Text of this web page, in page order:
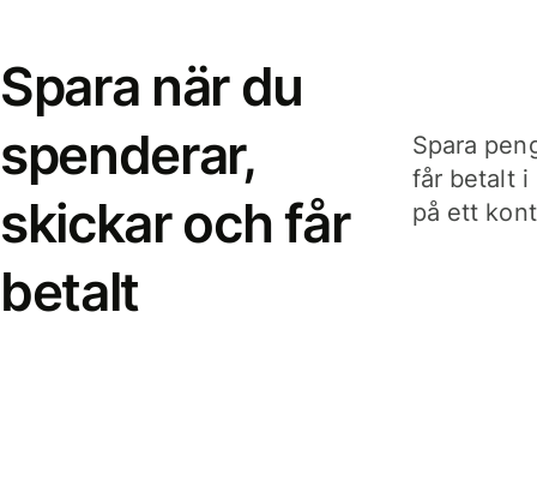
Spara när du
spenderar,
skickar och får
betalt
Spara
får betalt i
på ett